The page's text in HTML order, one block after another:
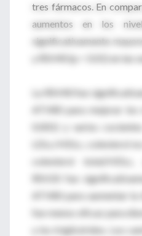
tres fármacos. En
aumentos en los
significativamente
y RSV40 (p < 0.01) en las
La RSV40 fue
ATV80 para mejorar
0.001) y varios
LDLc/HDLc, colesterol
colesterol total/
RSV20 fue
ATV80 para aumentar
fue menos eficaz para
y los triglicéridos. Los